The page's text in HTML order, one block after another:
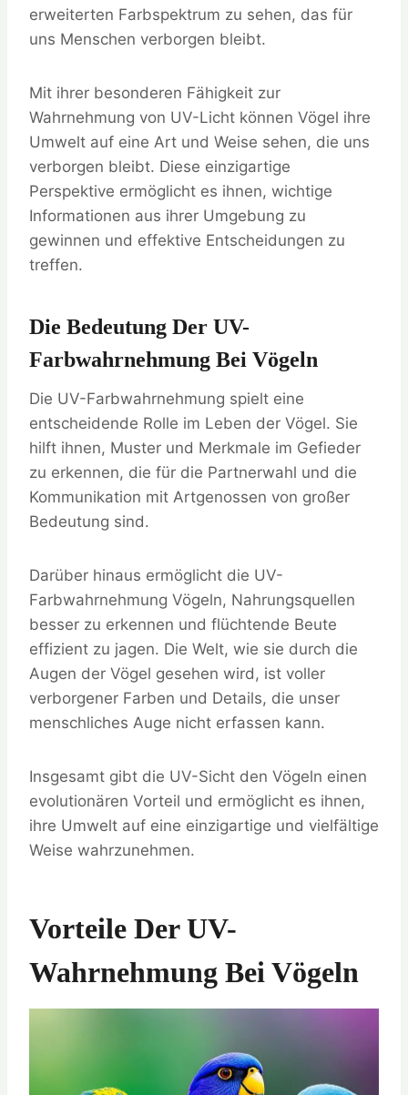
erweiterten Farbspektrum zu sehen, das für
uns Menschen verborgen bleibt.
Mit ihrer besonderen Fähigkeit zur
Wahrnehmung von UV-Licht können Vögel ihre
Umwelt auf eine Art und Weise sehen, die uns
verborgen bleibt. Diese einzigartige
Perspektive ermöglicht es ihnen, wichtige
Informationen aus ihrer Umgebung zu
gewinnen und effektive Entscheidungen zu
treffen.
Die Bedeutung Der UV-
Farbwahrnehmung Bei Vögeln
Die UV-Farbwahrnehmung spielt eine
entscheidende Rolle im Leben der Vögel. Sie
hilft ihnen, Muster und Merkmale im Gefieder
zu erkennen, die für die Partnerwahl und die
Kommunikation mit Artgenossen von großer
Bedeutung sind.
Darüber hinaus ermöglicht die UV-
Farbwahrnehmung Vögeln, Nahrungsquellen
besser zu erkennen und flüchtende Beute
effizient zu jagen. Die Welt, wie sie durch die
Augen der Vögel gesehen wird, ist voller
verborgener Farben und Details, die unser
menschliches Auge nicht erfassen kann.
Insgesamt gibt die UV-Sicht den Vögeln einen
evolutionären Vorteil und ermöglicht es ihnen,
ihre Umwelt auf eine einzigartige und vielfältige
Weise wahrzunehmen.
Vorteile Der UV-
Wahrnehmung Bei Vögeln